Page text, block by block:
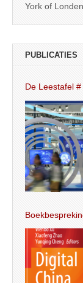
York of
PUBLICATIES